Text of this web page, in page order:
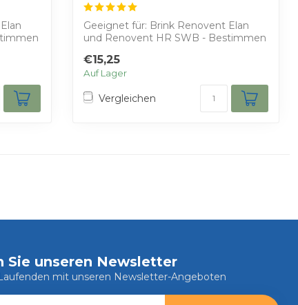
Geeignet für: Brink Renovent Elan
und Renovent HR SWB - Bestimmen
€15,25
Auf Lager
Vergleichen
Sie unseren Newsletter
mit unseren Newsletter-Angeboten